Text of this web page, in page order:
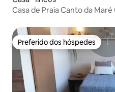
Casa de Praia Canto da
Preferido dos hóspedes
Preferido dos hóspedes